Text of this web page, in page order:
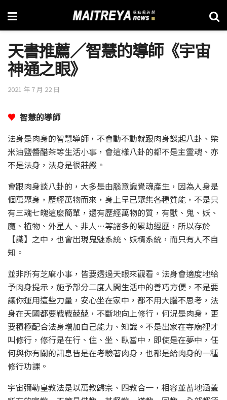
天書推薦／智慧的導師《宇宙
神通之眼》
2021 年 7 月 22 日
♥ 智慧的導師
法身是肉身的智慧導師，不會動不動就跟肉身談起八卦、柴
米油鹽醬醋茶等生活小事，會這樣八卦的都不是主靈魂、亦
不是法身，法身是很莊嚴。
會跟肉身談八卦的，大多是由腦意識覺魂產生，因為人身是
個萬聚身，歷經萬物而來，身上早已聚集各種質能，不是只
有三魂七魄這麼簡單，還有歷經萬物的質，有獸、鬼、妖、
魔、植物、外星人、非人…等諸多的累劫經歷，所以存於
【識】之中，也會出現鬼魅系統、妖精系統，而只有人不自
知。
並非所有芝麻小事，皆要透過天眼來觀看。法身會適度地給
予肉身提示，施予部分二度人間生活中的善巧方便，不是要
讓你運用這些力量，安心坐在家中，都不用大腦不思考，法
身在天國都要戰戰兢兢，不斷地向上修行，何況是肉身，更
要積極配合法身增加自己能力、知識。不是出家在寺廟裡才
叫修行，修行是在行、住、坐、臥當中，即使是在夢中，任
何與你有關的訊息皆是在考驗著肉身，也都是給肉身的一種
修行功課。
宇宙彌勒皇教法是以萬教歸宗、四教合一，相容並蓄地涵蓋